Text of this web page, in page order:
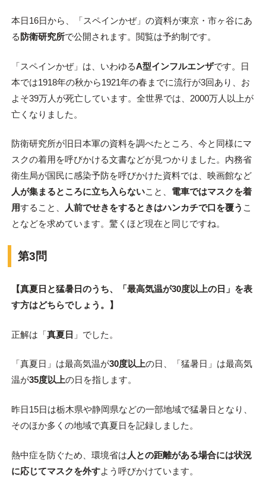
本日16日から、「スペインかぜ」の資料が東京・市ヶ谷にあ
る 防衛研究所で公開されます。閲覧は予約制です。
「スペインかぜ」は、いわゆるA型インフルエンザです。日
本では1918年の秋から1921年の春までに流行が3回あり、お
よそ39万人が死亡しています。全世界では、2000万人以上が
亡くなりました。
防衛研究所が旧日本軍の資料を調べたところ、今と同様にマ
スクの着用を呼びかける文書などが見つかりました。内務省
衛生局が国民に感染予防を呼びかけた資料では、映画館など
人が集まるところに立ち入らないこと、 電車ではマスクを着
用すること、 人前でせきをするときはハンカチで口を覆う こ
となどを求めています。驚くほど現在と同じですね。
第3問
【真夏日と猛暑日のうち、「最高気温が30度以上の日」を表
す方はどちらでしょう。】
正解は「真夏日 」でした。
「真夏日」は最高気温が30度以上の日、「猛暑日」は最高気
温が35度以上の日を指します。
昨日15日は栃木県や静岡県などの一部地域で猛暑日となり、
そのほか多くの地域で真夏日を記録しました。
熱中症を防ぐため、環境省は 人との距離がある場合には状況
に応じてマスクを外すよう呼びかけています。